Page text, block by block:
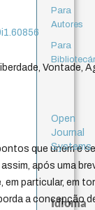
Vontade,
que unem e
após uma
em particular, em
a concepção
Para
Autores
Para
Open
Journal
Systems
Idioma